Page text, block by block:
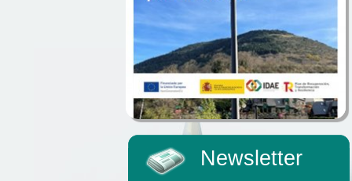
Newsletter